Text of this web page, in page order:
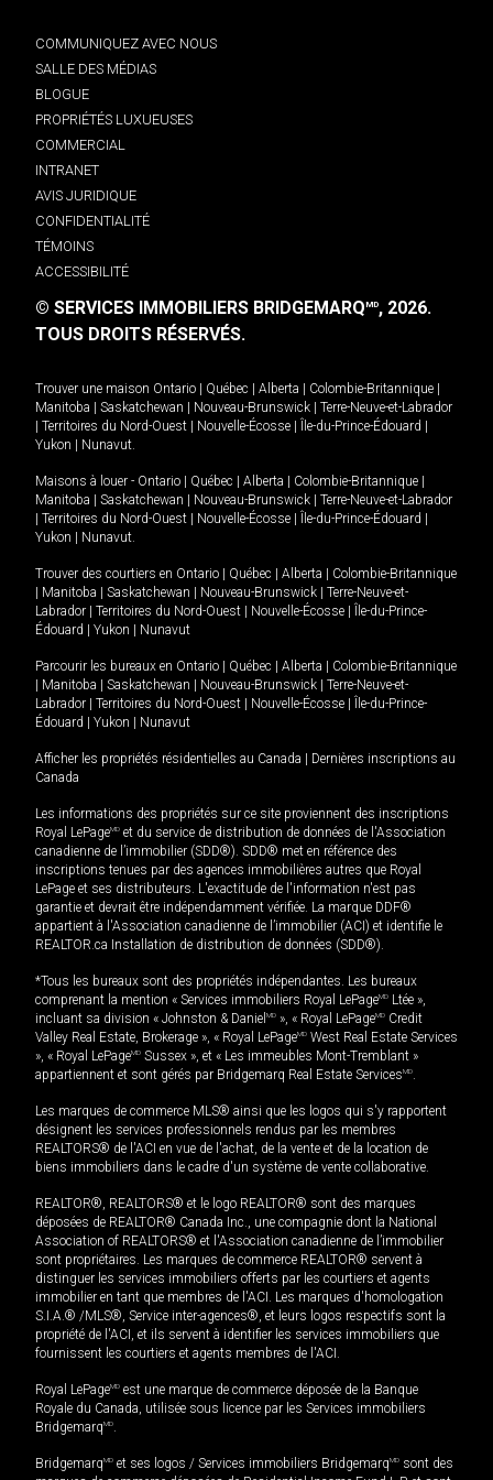
COMMUNIQUEZ AVEC NOUS
SALLE DES MÉDIAS
BLOGUE
PROPRIÉTÉS LUXUEUSES
COMMERCIAL
INTRANET
AVIS JURIDIQUE
CONFIDENTIALITÉ
TÉMOINS
ACCESSIBILITÉ
© SERVICES IMMOBILIERS BRIDGEMARQMD, 2026.
TOUS DROITS RÉSERVÉS.
Trouver une maison Ontario Québec Alberta Colombie-Britannique
Manitoba
Saskatchewan Nouveau-Brunswick
Terre-Neuve-et-Labrador
Territoires du Nord-Ouest Nouvelle-Écosse Île-du-Prince-Édouard
Yukon
Nunavut.
Maisons à louer - Ontario Québec Alberta Colombie-Britannique
Manitoba
Saskatchewan Nouveau-Brunswick
Terre-Neuve-et-Labrador
Territoires du Nord-Ouest Nouvelle-Écosse Île-du-Prince-Édouard
Yukon
Nunavut.
Trouver des courtiers en Ontario Québec Alberta
Colombie-Britannique
Manitoba Saskatchewan Nouveau-Brunswick
Terre-Neuve-et-
Labrador
Territoires du Nord-Ouest Nouvelle-Écosse
Île-du-Prince-
Édouard
Yukon Nunavut
Parcourir les bureaux en Ontario Québec Alberta
Colombie-Britannique
Manitoba Saskatchewan Nouveau-Brunswick
Terre-Neuve-et-
Labrador
Territoires du Nord-Ouest Nouvelle-Écosse
Île-du-Prince-
Édouard
Yukon Nunavut
Afficher les propriétés résidentielles au Canada
Dernières inscriptions au
Canada
Les informations des propriétés sur ce site proviennent des inscriptions
Royal LePageMD et du service de distribution de données de l'Association
canadienne de l’immobilier (SDD®). SDD® met en référence des
inscriptions tenues par des agences immobilières autres que Royal
LePage et ses distributeurs. L'exactitude de l'information n'est pas
garantie et devrait être indépendamment vérifiée. La marque DDF®
appartient à l'Association canadienne de l’immobilier (ACI) et identifie le
REALTOR.ca Installation de distribution de données (SDD®).
*Tous les bureaux sont des propriétés indépendantes. Les bureaux
comprenant la mention « Services immobiliers Royal LePageMD Ltée »,
incluant sa division « Johnston & Daniel MD », « Royal LePageMD Credit
Valley Real Estate, Brokerage », « Royal LePageMD West Real Estate Services
», « Royal LePageMD Sussex », et « Les immeubles Mont-Tremblant »
appartiennent et sont gérés par Bridgemarq Real Estate ServicesMD.
Les marques de commerce MLS® ainsi que les logos qui s'y rapportent
désignent les services professionnels rendus par les membres
REALTORS® de l'ACI en vue de l'achat, de la vente et de la location de
biens immobiliers dans le cadre d'un système de vente collaborative.
REALTOR®, REALTORS® et le logo REALTOR® sont des marques
déposées de REALTOR® Canada Inc., une compagnie dont la National
Association of REALTORS® et l'Association canadienne de l’immobilier
sont propriétaires. Les marques de commerce REALTOR® servent à
distinguer les services immobiliers offerts par les courtiers et agents
immobilier en tant que membres de l'ACI. Les marques d'homologation
S.I.A.® /MLS®, Service inter-agences®, et leurs logos respectifs sont la
propriété de l'ACI, et ils servent à identifier les services immobiliers que
fournissent les courtiers et agents membres de l'ACI.
Royal LePageMD est une marque de commerce déposée de la Banque
Royale du Canada, utilisée sous licence par les Services immobiliers
BridgemarqMD.
BridgemarqMD et ses logos / Services immobiliers BridgemarqMD sont des